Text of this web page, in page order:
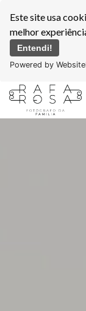
Este site usa
melhor
Entendi!
Powered by